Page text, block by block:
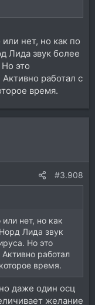
нет, но как по
Лида звук более
это
работал с
время.
#3.908
нет, но как
Лида звук
Но это
работал
время.
даже один осц
желание